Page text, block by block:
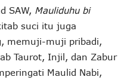
SAW, Mauliduhu bi
suci itu juga
memuji-muji pribadi,
Taurot, Injil, dan Zabur
Maulid Nabi,